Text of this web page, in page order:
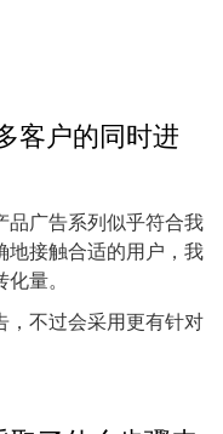
客户的同时进
品广告系列似乎符合我
地接触合适的用户，我
量。
，不过会采用更有针对